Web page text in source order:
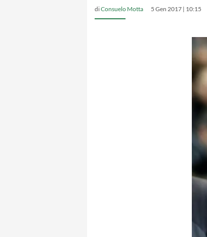
diConsuelo Motta 5 Gen 2017 | 10:15